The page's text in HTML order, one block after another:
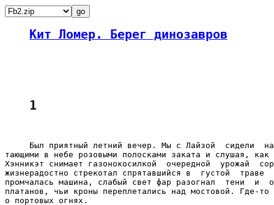
Кит Ломер. Берег динозавров
1
Был приятный летний вечер. Мы с Лайзой  сидели
тающими в небе розовыми полосками заката и слушая,
Хэнникэт снимает газонокосилкой  очередной  урожай
жизнерадостно стрекотал спрятавшийся в  густой
промчалась машина, слабый свет фар разогнал  тени  и
платанов, чьи кроны переплетались над мостовой. Где-то
о портовых огнях.